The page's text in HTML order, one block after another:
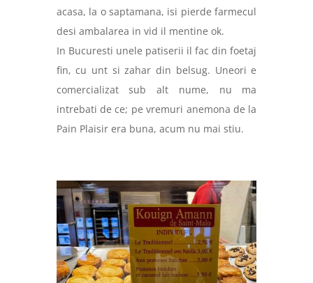
acasa, la o saptamana, isi pierde farmecul
desi ambalarea in vid il mentine ok.
In Bucuresti unele patiserii il fac din foetaj
fin, cu unt si zahar din belsug. Uneori e
comercializat sub alt nume, nu ma
intrebati de ce; pe vremuri anemona de la
Pain Plaisir era buna, acum nu mai stiu.